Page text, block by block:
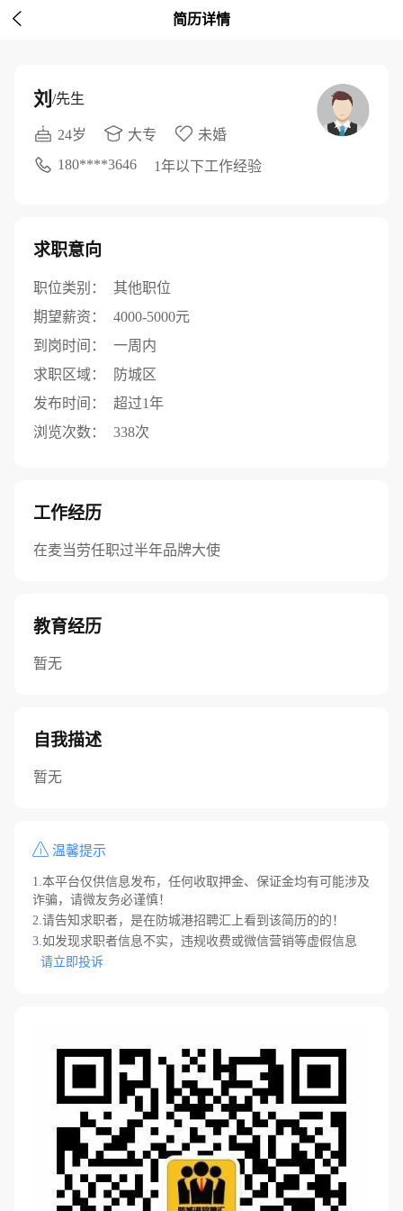
 简历详情
刘 /先生
24岁 大专
未婚
180****3646
1年以下工作经验
求职意向
职位类别：
其他职位
期望薪资：
4000-5000元
到岗时间：
一周内
求职区域：
防城区
发布时间：
超过1年
浏览次数：
338次
工作经历
在麦当劳任职过半年品牌大使
教育经历
暂无
自我描述
暂无
温馨提示
1.本平台仅供信息发布，任何收取押金、保证金均有可能涉及
诈骗，请微友务必谨慎！
2.请告知求职者，是在防城港招聘汇上看到该简历的的！
3.如发现求职者信息不实，违规收费或微信营销等虚假信息
请立即投诉